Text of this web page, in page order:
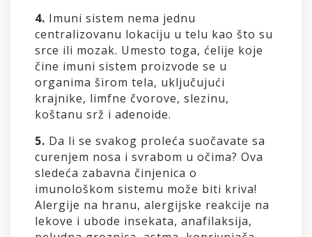
4. Imuni sistem nema jednu
centralizovanu lokaciju u telu kao što su
srce ili mozak. Umesto toga, ćelije koje
čine imuni sistem proizvode se u
organima širom tela, uključujući
krajnike, limfne čvorove, slezinu,
koštanu srž i adenoide.
5. Da li se svakog proleća suočavate sa
curenjem nosa i svrabom u očima? Ova
sledeća zabavna činjenica o
imunološkom sistemu može biti kriva!
Alergije na hranu, alergijske reakcije na
lekove i ubode insekata, anafilaksija,